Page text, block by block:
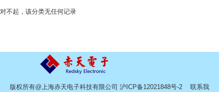
对不起，该分类无任何记录
版权所有@上海赤天电子科技有限公司 沪ICP备12021848号-2
联系我